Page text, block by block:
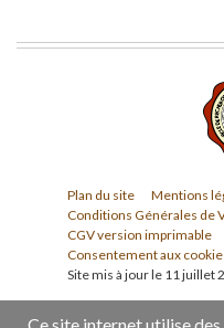
Plan du site
Mentions
Conditions Générales de
CGV version imprimable
Consentement aux
Site mis à jour le 11 juillet